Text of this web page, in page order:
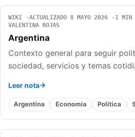
WIKI ACTUALIZADO 8 MAYO 2026
1 MIN
VALENTINA ROJAS
Argentina
Contexto general para seguir
sociedad, servicios y temas
Leer nota
Argentina Economia Politica